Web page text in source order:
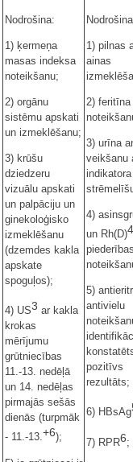
Nodrošina:
1) ķermeņa
masas indeksa
noteikšanu;
2) orgānu
sistēmu apskati
un izmeklēšanu;
3) krūšu
dziedzeru
vizuālu apskati
un palpāciju un
ginekoloģisko
izmeklēšanu
(dzemdes kakla
apskate
spoguļos);
4) US3 ar kakla
krokas
mērījumu
grūtniecības
11.-13. nedēļā
un 14. nedēļas
pirmajās sešās
dienās (turpmāk
- 11.-13.+6);
1) pilnas
ainas
2) feritīna
3) urīna
veikšanu
indikatora
4)
un Rh(D)4
5)
antivielu
pozitīvs
rezultāts;
6) HBsAg
7) RPR6;